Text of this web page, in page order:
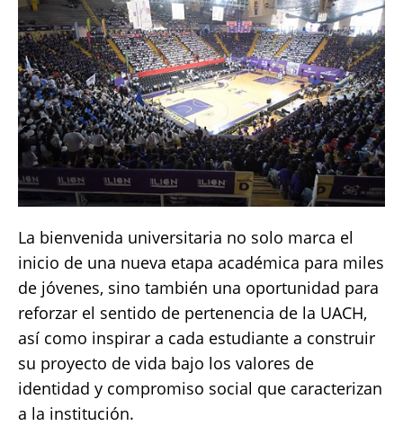
La bienvenida universitaria no solo marca el
inicio de una nueva etapa académica para miles
de jóvenes, sino también una oportunidad para
reforzar el sentido de pertenencia de la UACH,
así como inspirar a cada estudiante a construir
su proyecto de vida bajo los valores de
identidad y compromiso social que caracterizan
a la institución.